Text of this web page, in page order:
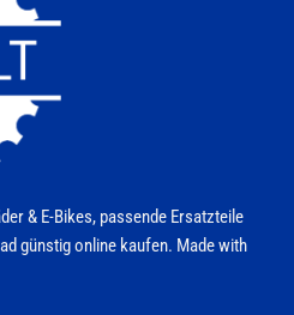
& E-Bikes, passende Ersatzteile
günstig online kaufen. Made with